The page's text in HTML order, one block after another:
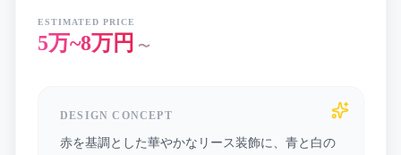
ESTIMATED PRICE
5万~8万円 〜
DESIGN CONCEPT
赤を基調とした華やかなリース装飾に、青と白の